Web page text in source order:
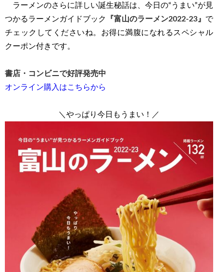
ラーメンのさらに詳しい誕生秘話は、今日の“うまい”が見
つかるラーメンガイドブック
『富山のラーメン2022-23』 で
チェックしてくださいね。お得に満腹になれるスペシャル
クーポン付きです。
書店・コンビニで好評発売中
オンライン購入はこちらから
＼やっぱり今日もうまい！／